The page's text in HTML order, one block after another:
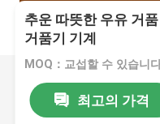
추운 따뜻한 우유 거
거품기 기계
MOQ：교섭할 수 있습니
최고의 가격